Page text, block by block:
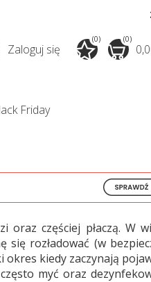
(0)
Zaloguj się
(0)
Black Friday
częściej płaczą. W
rozładować (w
kiedy zaczynają
myć oraz